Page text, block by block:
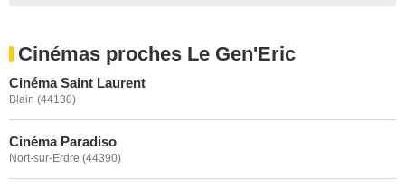
Cinémas proches Le Gen'Eric
Cinéma Saint Laurent
Blain (44130)
Cinéma Paradiso
Nort-sur-Erdre (44390)